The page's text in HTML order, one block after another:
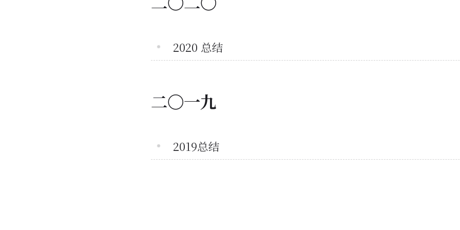
2020 总结
二〇一九
2019总结